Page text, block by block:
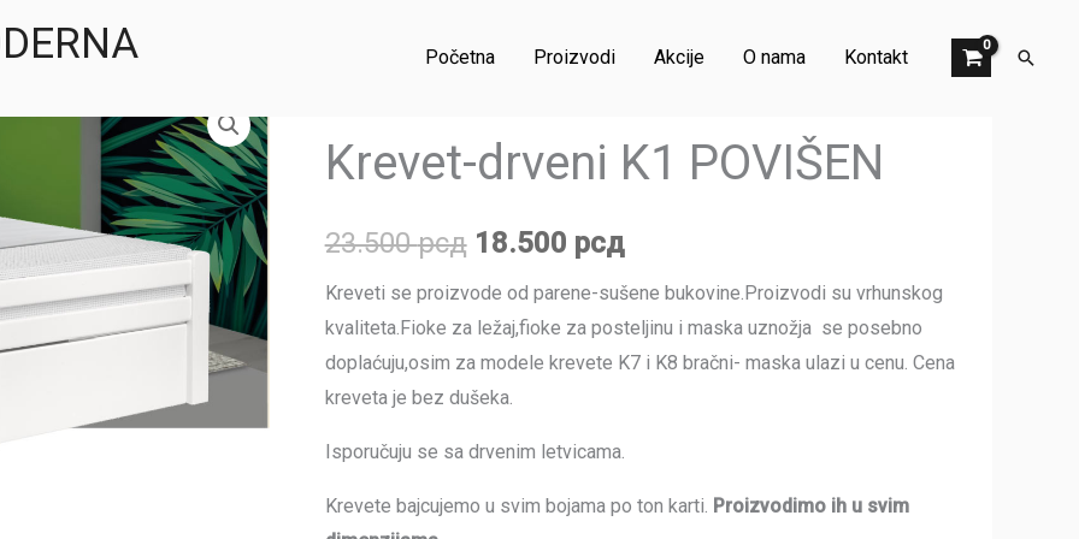
Početna Proizvodi Akcije O nama Kontakt
Krevet-drveni K1 POVIŠEN
23.500рсд
цена
23.500 рсд.
18.500 рсд
цена
18.500 рсд.
Kreveti se proizvode od parene-sušene bukovine.Proizvodi su vrhunskog
kvaliteta.Fioke za ležaj,fioke za posteljinu i maska uznožja se posebno
doplaćuju,osim za modele krevete K7 i K8 bračni- maska ulazi u cenu. Cena
kreveta je bez dušeka.
Isporučuju se sa drvenim letvicama.
Krevete bajcujemo u svim bojama po ton karti. Proizvodimo ih u svim
K1
количина